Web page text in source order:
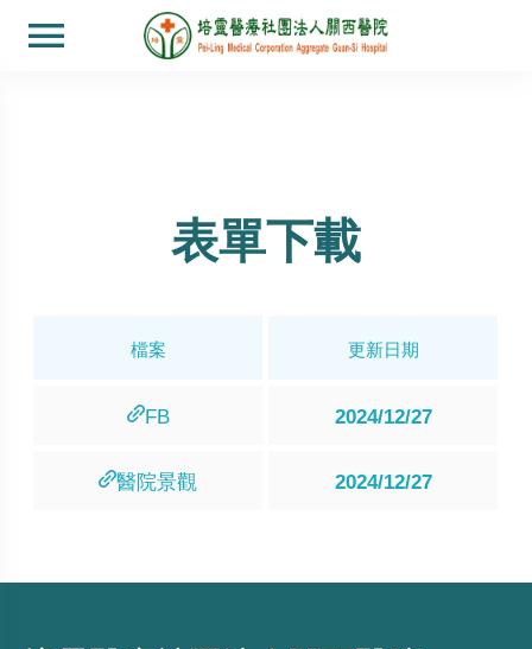
表單下載
檔案 更新日期
FB 2024/12/27
醫院景觀 2024/12/27